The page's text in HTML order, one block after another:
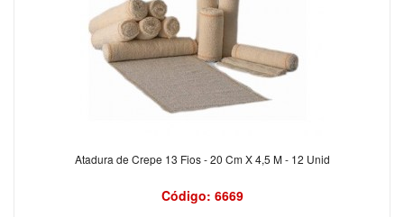
Atadura de Crepe 13 Fios - 20 Cm X 4,5 M - 12 Unid
Código: 6669